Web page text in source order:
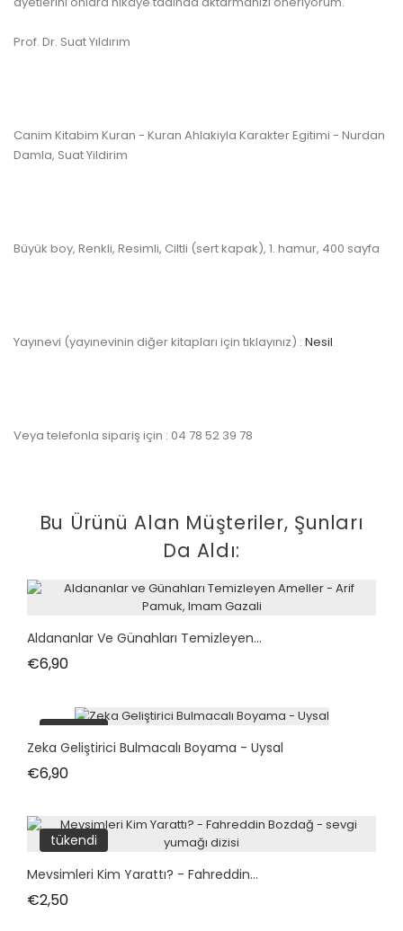
Prof. Dr. Suat Yıldırım
Canim Kitabim Kuran - Kuran Ahlakiyla Karakter Egitimi - Nurdan
Damla, Suat Yildirim
Büyük boy, Renkli, Resimli, Ciltli (sert kapak), 1. hamur, 400 sayfa
Yayınevi (yayınevinin diğer kitapları için tıklayınız) : Nesil
Veya telefonla sipariş için : 04 78 52 39 78
Bu Ürünü Alan Müşteriler, Şunları
Da Aldı:
Aldananlar Ve Günahları Temizleyen...
€6,90Fiyat
tükendi
Zeka Geliştirici Bulmacalı Boyama - Uysal
€6,90Fiyat
tükendi
Mevsimleri Kim Yarattı? - Fahreddin...
€2,50Fiyat